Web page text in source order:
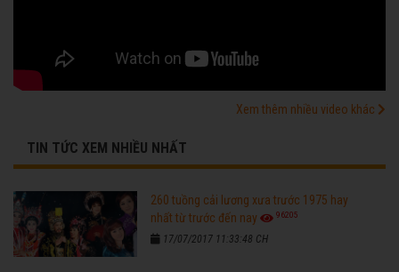
Xem thêm nhiều video khác
TIN TỨC XEM NHIỀU NHẤT
260 tuồng cải lương xưa trước 1975 hay
nhất từ trước đến nay
96205
17/07/2017 11:33:48 CH